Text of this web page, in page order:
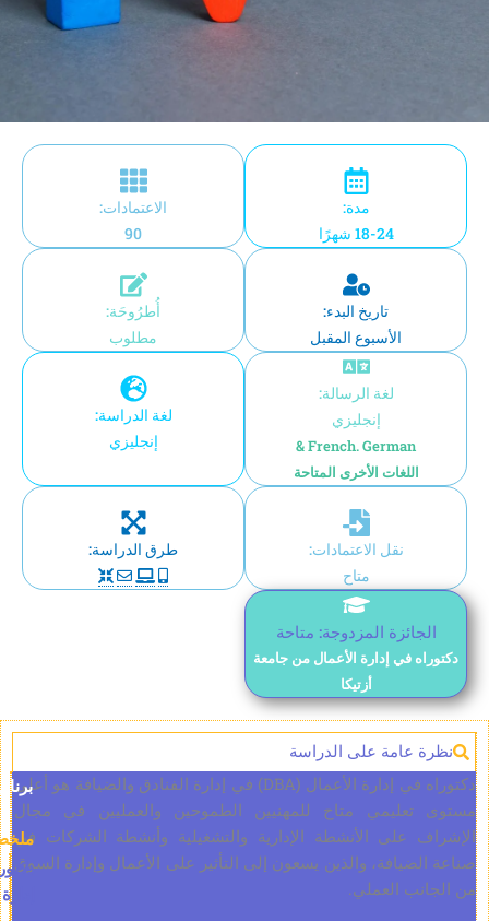
الاعتمادات:
الأسبوع المقبل
لغة الرسالة:
French. German &
اللغات الأخرى المتاحة
لغة الدراسة:
نقل الاعتمادات:
طرق الدراسة:
المزدوجة: متاحة
في إدارة الأعمال من جامعة
عامة على الدراسة
دكتوراه في إدارة الأعمال (DBA) في إدارة الفنادق والضيافة هو أعلى
متاح للمهنيين الطموحين والعمليين في مجال
على الأنشطة الإدارية والتشغيلية وأنشطة الشركات في
والذين يسعون إلى التأثير على الأعمال وإدارة السوق
العملي.
برنامج
ملخص
دكتوراه